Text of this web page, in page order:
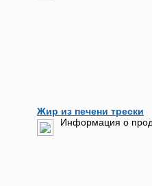
Жир из печени трески
Информация о